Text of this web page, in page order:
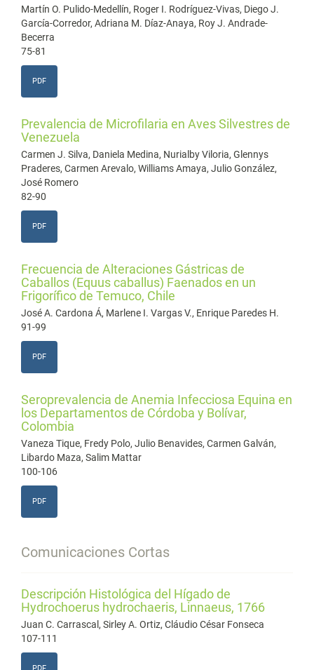
Martín O. Pulido-Medellín, Roger I. Rodríguez-Vivas, Diego J.
García-Corredor, Adriana M. Díaz-Anaya, Roy J. Andrade-
Becerra
75-81
PDF
Prevalencia de Microfilaria en Aves Silvestres de
Venezuela
Carmen J. Silva, Daniela Medina, Nurialby Viloria, Glennys
Praderes, Carmen Arevalo, Williams Amaya, Julio González,
José Romero
82-90
PDF
Frecuencia de Alteraciones Gástricas de
Caballos (Equus caballus) Faenados en un
Frigorífico de Temuco, Chile
José A. Cardona Á, Marlene I. Vargas V., Enrique Paredes H.
91-99
PDF
Seroprevalencia de Anemia Infecciosa Equina en
los Departamentos de Córdoba y Bolívar,
Colombia
Vaneza Tique, Fredy Polo, Julio Benavides, Carmen Galván,
Libardo Maza, Salim Mattar
100-106
PDF
Comunicaciones Cortas
Descripción Histológica del Hígado de
Hydrochoerus hydrochaeris, Linnaeus, 1766
Juan C. Carrascal, Sirley A. Ortiz, Cláudio César Fonseca
107-111